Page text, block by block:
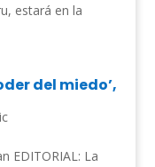
estará en la
del miedo’,
EDITORIAL: La